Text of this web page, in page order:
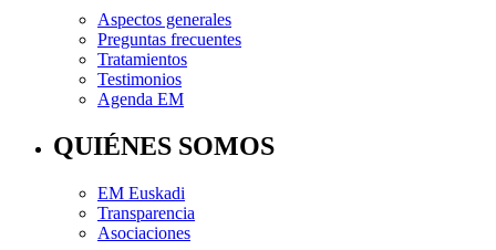
Aspectos generales
Preguntas frecuentes
Tratamientos
Testimonios
Agenda EM
QUIÉNES SOMOS
EM Euskadi
Transparencia
Asociaciones